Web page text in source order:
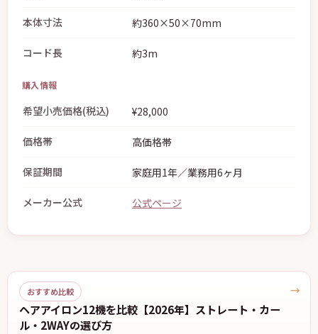
本体寸法 約360×50×70mm
コード長 約3m
購入情報
希望小売価格(税込) ¥28,000
価格帯 高価格帯
保証期間 家庭用1年／業務用6ヶ月
メーカー公式 公式ページ
おすすめ比較
ヘアアイロン12機を比較【2026年】ストレート・カー
ル・2WAYの選び方
→